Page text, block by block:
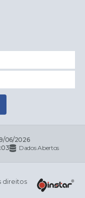
06/2026
Dados Abertos
direitos